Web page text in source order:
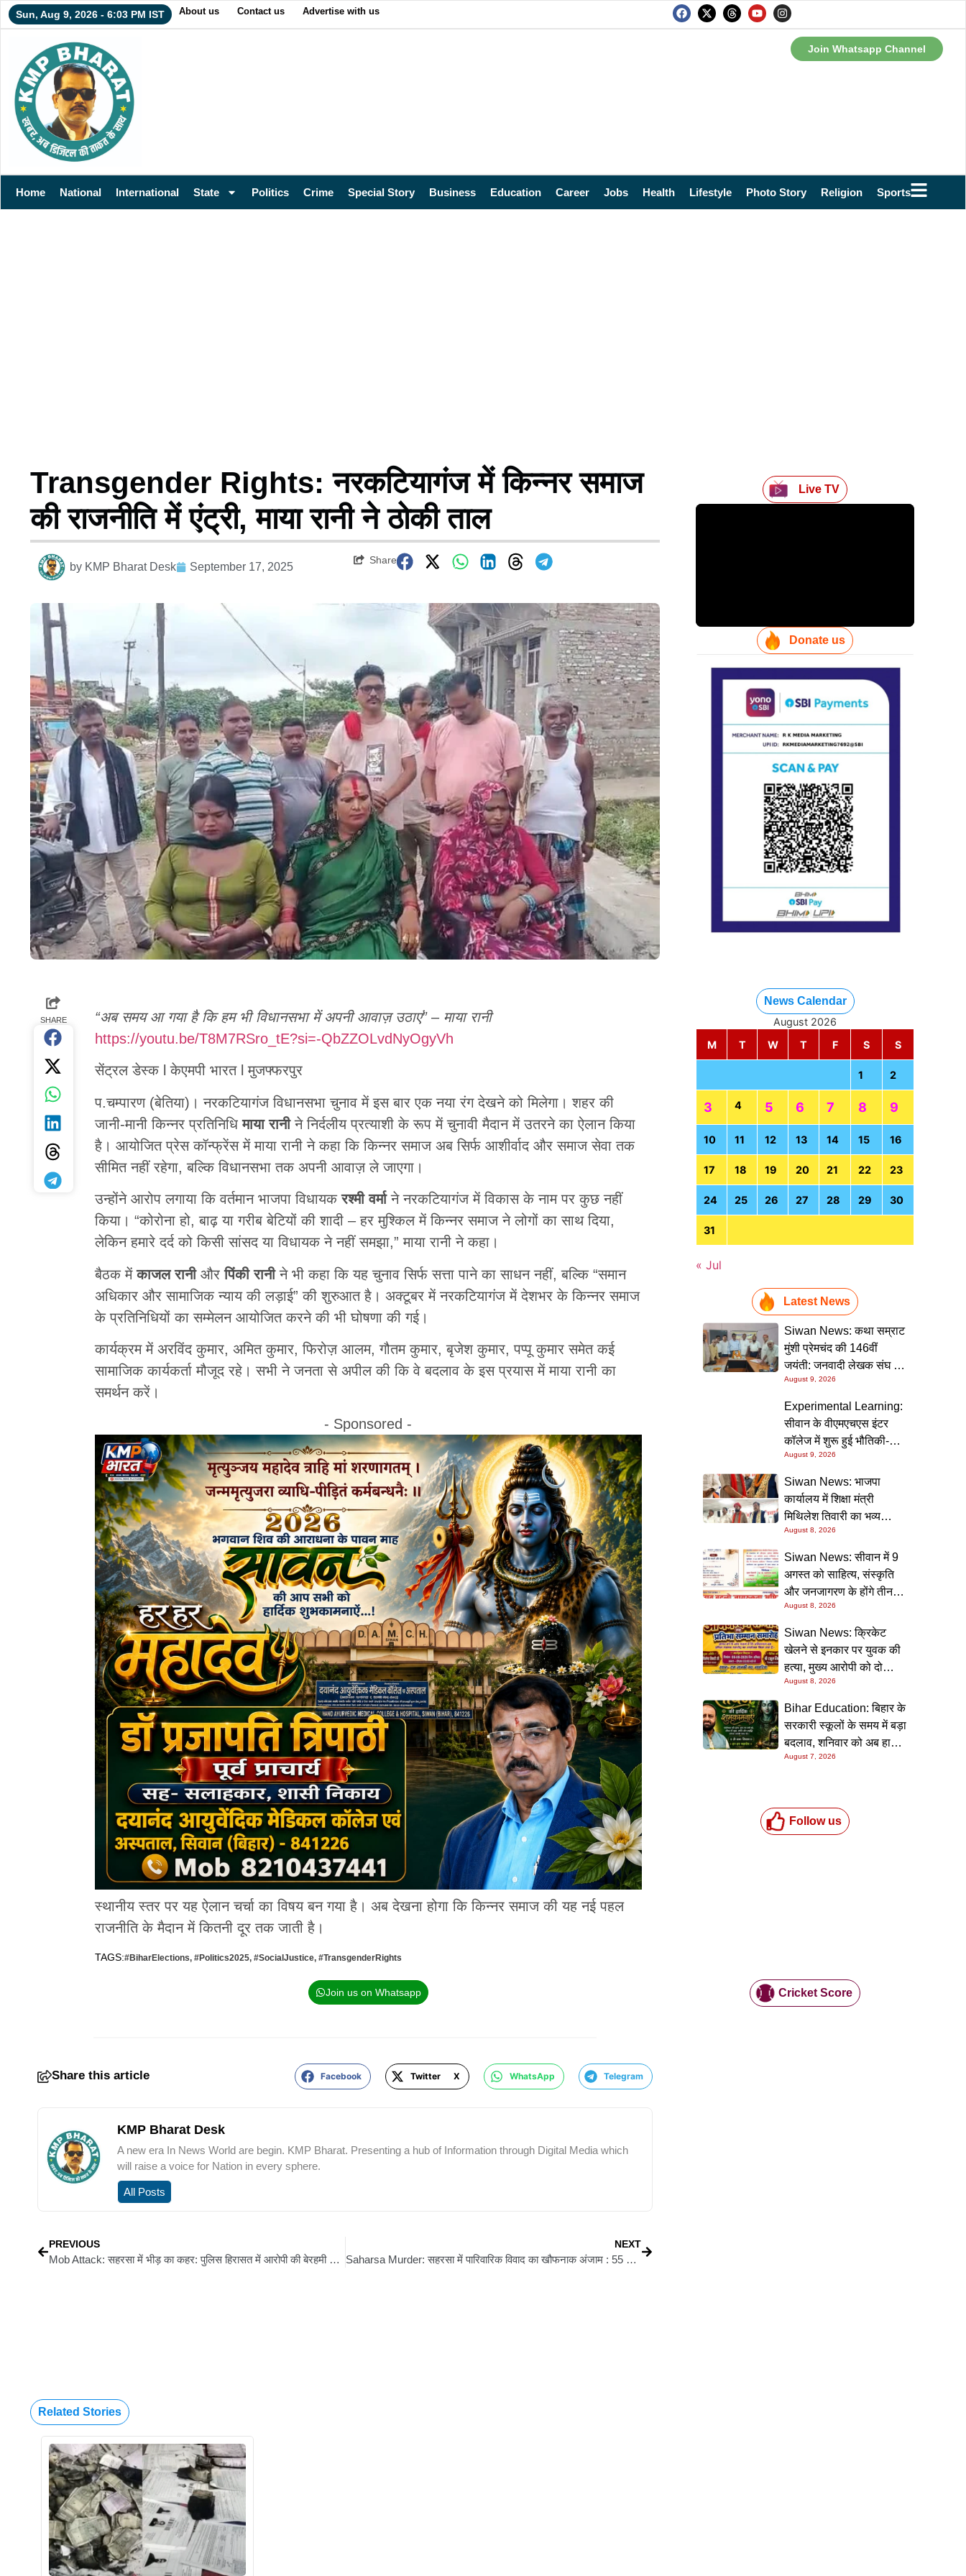
Sun, Aug 9, 2026 - 6:03 PM IST About us Contact us Advertise with us
Join Whatsapp Channel
Home National International State Politics Crime Special Story Business Education Career Jobs Health Lifestyle Photo Story Religion Sports
Transgender Rights: नरकटियागंज में किन्नर समाज
की राजनीति में एंट्री, माया रानी ने ठोकी ताल
by KMP Bharat Desk September 17, 2025
Share
SHARE
“अब समय आ गया है कि हम भी विधानसभा में अपनी आवाज़ उठाएं” – माया रानी
https://youtu.be/T8M7RSro_tE?si=-QbZZOLvdNyOgyVh
सेंट्रल डेस्क l केएमपी भारत l मुजफ्फरपुर
प.चम्पारण (बेतिया)। नरकटियागंज विधानसभा चुनाव में इस बार एक नया रंग देखने को मिलेगा। शहर की
जानी-मानी किन्नर प्रतिनिधिमाया रानीने निर्दलीय प्रत्याशी के रूप में चुनावी मैदान में उतरने का ऐलान किया
है। आयोजित प्रेस कॉन्फ्रेंस में माया रानी ने कहा कि किन्नर समाज अब सिर्फ आशीर्वाद और समाज सेवा तक
सीमित नहीं रहेगा, बल्कि विधानसभा तक अपनी आवाज़ ले जाएगा।
उन्होंने आरोप लगाया कि वर्तमान भाजपा विधायकरश्मी वर्माने नरकटियागंज में विकास के नाम पर कुछ नहीं
किया। “कोरोना हो, बाढ़ या गरीब बेटियों की शादी – हर मुश्किल में किन्नर समाज ने लोगों का साथ दिया,
लेकिन हमारे दर्द को किसी सांसद या विधायक ने नहीं समझा,” माया रानी ने कहा।
बैठक मेंकाजल रानीऔरपिंकी रानीने भी कहा कि यह चुनाव सिर्फ सत्ता पाने का साधन नहीं, बल्कि “समान
अधिकार और सामाजिक न्याय की लड़ाई” की शुरुआत है। अक्टूबर में नरकटियागंज में देशभर के किन्नर समाज
के प्रतिनिधियों का सम्मेलन आयोजित करने की भी घोषणा की गई।
कार्यक्रम में अरविंद कुमार, अमित कुमार, फिरोज़ आलम, गौतम कुमार, बृजेश कुमार, पप्पू कुमार समेत कई
सामाजिक कार्यकर्ता मौजूद रहे। सभी ने जनता से अपील की कि वे बदलाव के इस प्रयास में माया रानी का
समर्थन करें।
- Sponsored -
स्थानीय स्तर पर यह ऐलान चर्चा का विषय बन गया है। अब देखना होगा कि किन्नर समाज की यह नई पहल
राजनीति के मैदान में कितनी दूर तक जाती है।
TAGS:#BiharElections, #Politics2025, #SocialJustice, #TransgenderRights
Join us on Whatsapp
Share this article Facebook Twitter X WhatsApp Telegram
KMP Bharat Desk
A new era In News World are begin. KMP Bharat. Presenting a hub of Information through Digital Media which
will raise a voice for Nation in every sphere.
All Posts
PREVIOUS
Mob Attack: सहरसा में भीड़ का कहर: पुलिस हिरासत में आरोपी की बेरहमी से पिटाई
NEXT
Saharsa Murder: सहरसा में पारिवारिक विवाद का खौफनाक अंजाम : 55 वर्षीय महेश्वर झा की गोली मारकर हत्या
Live TV
Donate us
News Calendar
August 2026
M
T W T F S S
1 2
3 4 5 6 7 8 9
10 11 12 13 14 15 16
17 18 19 20 21 22 23
24 25 26 27 28 29 30
31
« Jul
Latest News
Siwan News: कथा सम्राट
मुंशी प्रेमचंद की 146वीं
जयंती: जनवादी लेखक संघ की
संगोष्ठी में वक्ताओं ने कहा-
मौजूदा दौर में प्रेमचंद की
रचनाएं और अधिक प्रासंगिक
August 9, 2026
Experimental Learning:
सीवान के वीएमएचएस इंटर
कॉलेज में शुरू हुई भौतिकी-
रसायन की आधुनिक
प्रयोगशालाएं
August 9, 2026
Siwan News: भाजपा
कार्यालय में शिक्षा मंत्री
मिथिलेश तिवारी का भव्य
स्वागत, बोले- कार्यकर्ता ही
पार्टी की सबसे बड़ी ताकत
August 8, 2026
Siwan News: सीवान में 9
अगस्त को साहित्य, संस्कृति
और जनजागरण के होंगे तीन
बड़े आयोजन
August 8, 2026
Siwan News: क्रिकेट
खेलने से इनकार पर युवक की
हत्या, मुख्य आरोपी को दो
धाराओं में उम्रकैद
August 8, 2026
Bihar Education: बिहार के
सरकारी स्कूलों के समय में बड़ा
बदलाव, शनिवार को अब हाफ
डे रहेगा विद्यालय
August 7, 2026
Follow us
Cricket Score
Related Stories